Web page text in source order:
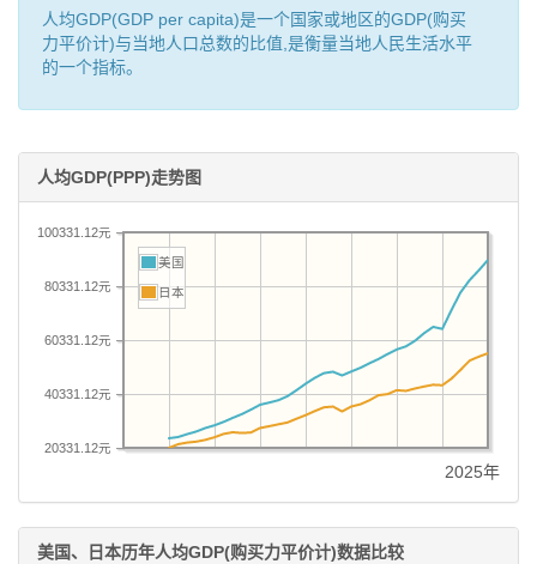
人均GDP(GDP per capita)是一个国家或地区的GDP(购买
力平价计)与当地人口总数的比值,是衡量当地人民生活水平
的一个指标。
人均GDP(PPP)走势图
20331.12元
40331.12元
60331.12元
80331.12元
100331.12元
美国
日本
2025年
美国、日本历年人均GDP(购买力平价计)数据比较